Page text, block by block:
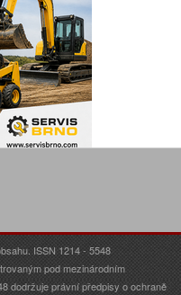
ISSN 1214 - 5548
pod mezinárodním
dodržuje právní předpisy o ochraně